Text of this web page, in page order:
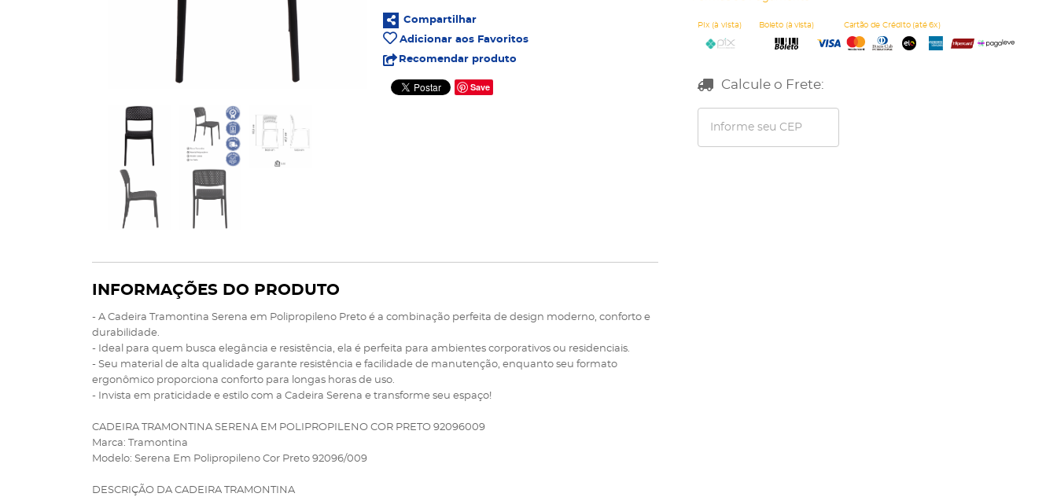
Compartilhar
Adicionar aos Favoritos
Recomendar produto
Save Calcule o Frete:
INFORMAÇÕES DO PRODUTO
- A Cadeira Tramontina Serena em Polipropileno Preto é a combinação perfeita de design moderno, conforto e
durabilidade.
- Ideal para quem busca elegância e resistência, ela é perfeita para ambientes corporativos ou residenciais.
- Seu material de alta qualidade garante resistência e facilidade de manutenção, enquanto seu formato
ergonômico proporciona conforto para longas horas de uso.
- Invista em praticidade e estilo com a Cadeira Serena e transforme seu espaço!
CADEIRA TRAMONTINA SERENA EM POLIPROPILENO COR PRETO 92096009
Marca: Tramontina
Modelo: Serena Em Polipropileno Cor Preto 92096/009
DESCRIÇÃO DA CADEIRA TRAMONTINA